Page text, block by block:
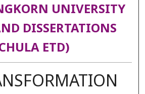
UNIVERSITY
DISSERTATIONS
ETD)